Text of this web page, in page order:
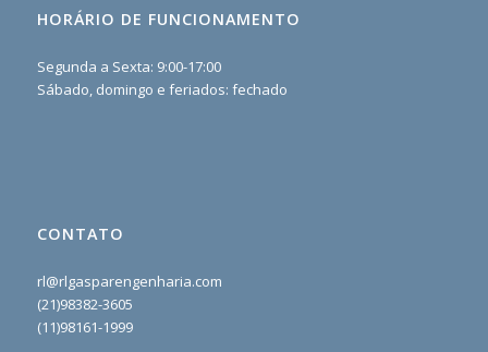
HORÁRIO DE FUNCIONAMENTO
Segunda a Sexta: 9:00-17:00
Sábado, domingo e feriados: fechado
CONTATO
rl@rlgasparengenharia.com
(21)98382-3605
(11)98161-1999